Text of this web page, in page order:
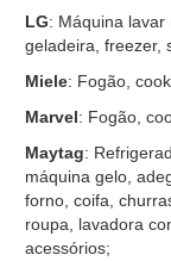
LG: Máquina lavar
geladeira, freezer,
Miele: Fogão,
Marvel: Fogão,
Maytag:
máquina gelo,
forno, coifa,
roupa, lavadora
acessórios;